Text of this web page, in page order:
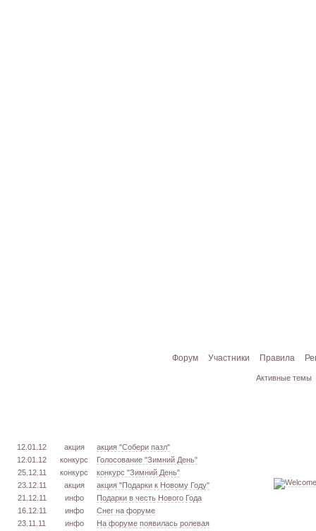
Форум Участники Правила
Активные темы
12.01.12 акция
акция "Собери пазл"
12.01.12
конкурс
Голосование "Зимний День"
25.12.11
конкурс
конкурс "Зимний День"
23.12.11
акция
акция "Подарки к Новому Году"
21.12.11
инфо
Подарки в честь Нового Года
16.12.11
инфо
Снег на форуме
23.11.11
инфо
На форуме появилась ролевая